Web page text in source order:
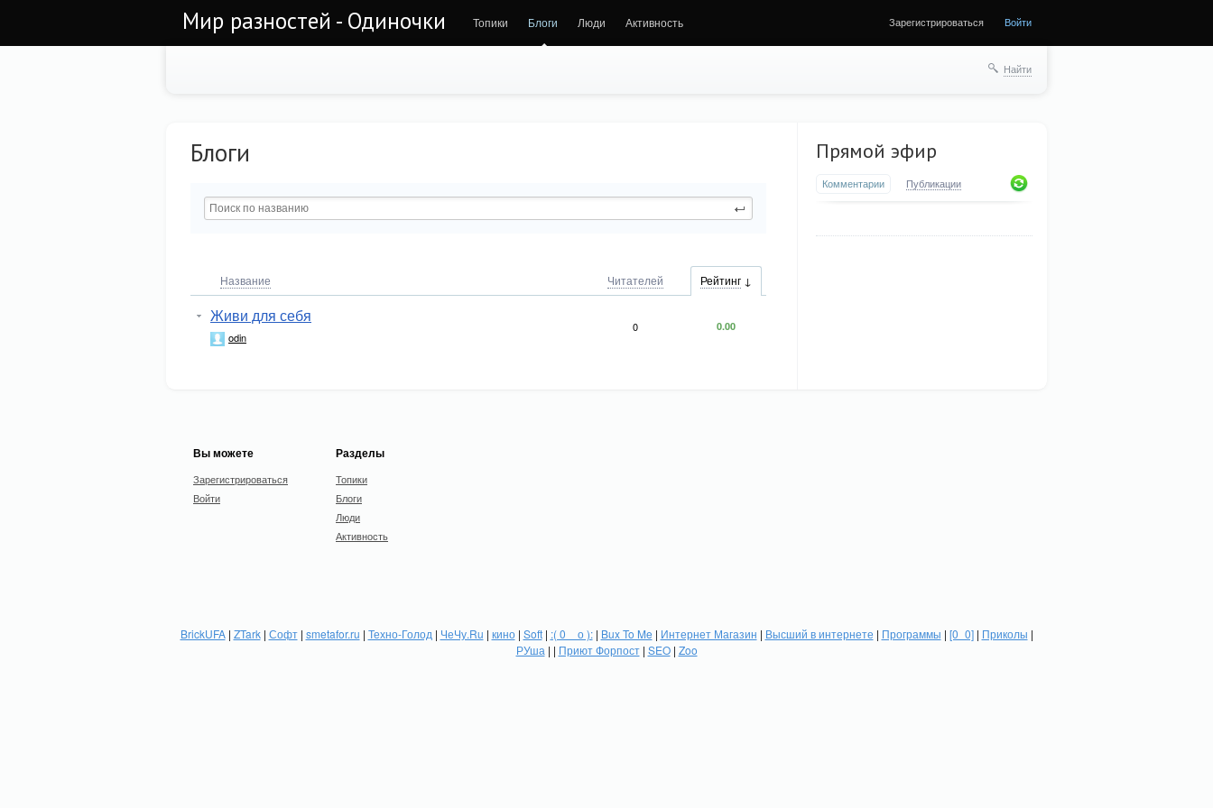
Мир разностей - Одиночки Топики Блоги Люди Активность Зарегистрироваться Войти
Найти
Прямой эфир
Комментарии Публикации
Блоги
Название Читателей Рейтинг
Живи для себя
odin
0 0.00
Вы можете
Зарегистрироваться
Войти
Разделы
Топики
Блоги
Люди
Активность
BrickUFA| ZTark| Софт| smetafor.ru | Техно-Голод | ЧеЧу.Ru | кино| Soft| :( 0 _ о ):| Bux To Me | Интернет Магазин | Высший в интернете | Программы | [0_0]| Приколы |
РУша | | Приют Форпост| SEO| Zoo